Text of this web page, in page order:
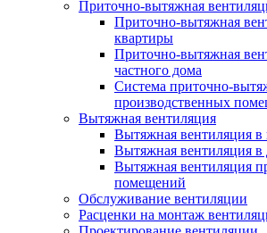
Приточно-вытяжная
Приточно-вытяжная
квартиры
Приточно-вытяжная
частного дома
Система приточно-
производственных
Вытяжная вентиляция
Вытяжная вентиляция в
Вытяжная вентиляция в
Вытяжная вентиляция
помещений
Обслуживание вентиляции
Расценки на монтаж